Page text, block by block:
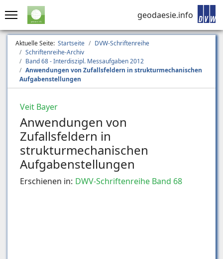
geodaesie.info
Aktuelle Seite: Startseite
DVW-Schriftenreihe
Schriftenreihe-Archiv
Band 68 - Interdiszipl. Messaufgaben 2012
Anwendungen von Zufallsfeldern in strukturmechanischen
Aufgabenstellungen
Veit Bayer
Anwendungen von
Zufallsfeldern in
strukturmechanischen
Aufgabenstellungen
Erschienen in: DWV-Schriftenreihe Band 68